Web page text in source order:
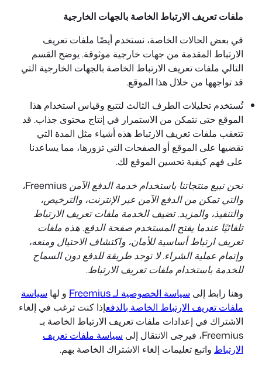
ملفات تعريف الارتباط الخاصة بالجهات الخارجية
في بعض الحالات الخاصة، نستخدم أيضًا ملفات تعريف
الارتباط المقدمة من جهات خارجية موثوقة. يوضح القسم
التالي ملفات تعريف الارتباط الخاصة بالجهات الخارجية التي
قد تواجهها من خلال هذا الموقع.
تُستخدم تحليلات الطرف الثالث لتتبع وقياس استخدام هذا
الموقع حتى نتمكن من الاستمرار في إنتاج محتوى جذاب. قد
تتعقب ملفات تعريف الارتباط هذه أشياء مثل المدة التي
تقضيها على الموقع أو الصفحات التي تزورها، مما يساعدنا
على فهم كيفية تحسين الموقع لك.
نحن نبيع منتجاتنا باستخدام خدمة الدفع الآمن Freemius،
والتي تمكن من الدفع الآمن عبر الإنترنت، والترخيص،
والتنفيذ، والمزيد. تضيف الخدمة ملفات تعريف الارتباط
تلقائيًا عندما يفتح المستخدم صفحة الدفع. هذه ملفات
تعريف ارتباط أساسية للأمان، واكتشاف الاحتيال ومنعه،
وإتمام عملية الشراء. لا توجد طريقة للدفع دون السماح
للخدمة باستخدام ملفات تعريف الارتباط.
وهنا رابط إلى سياسة الخصوصية لـ Freemius و لها سياسة
ملفات تعريف الارتباط الخاصة بالدفعإذا كنت ترغب في إلغاء
الاشتراك في إعدادات ملفات تعريف الارتباط الخاصة بـ
Freemius، فيرجى الانتقال إلى
سياسة ملفات تعريف
الارتباط واتبع تعليمات إلغاء الاشتراك الخاصة بهم.